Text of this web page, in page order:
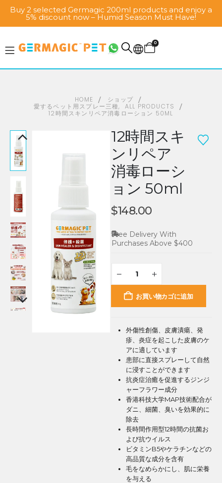
Buy 2 selected Germagic 200ml products and enjoy a
5% discount now – Humid Season Must Have!
0
HOME
ショップ
愛するペット用スプレー三種,
ALL PRODUCTS
12時間スキンリペア消毒ローション 50ML
12時間スキ
ンリペア
消毒ローシ
ョン 50ml
$148.00
Free Delivery With
Purchases Above $400
お買い物カゴに追加
外傷性創傷、皮膚潰瘍、発
疹、炎症を起こした皮膚のケ
アに適しています
患部に直接スプレーして自然
に浸すことができます
抗炎症治癒を促進するジンジ
ャーフラワー成分
香港科技大学MAP技術配合が
ダニ、細菌、臭いを効果的に
除去
長時間作用型12時間の抗菌お
よび抗ウイルス
ビタミンB5やケラチンなどの
高品質な成分を含有
毛をなめらかにし、肌に栄養
を与える